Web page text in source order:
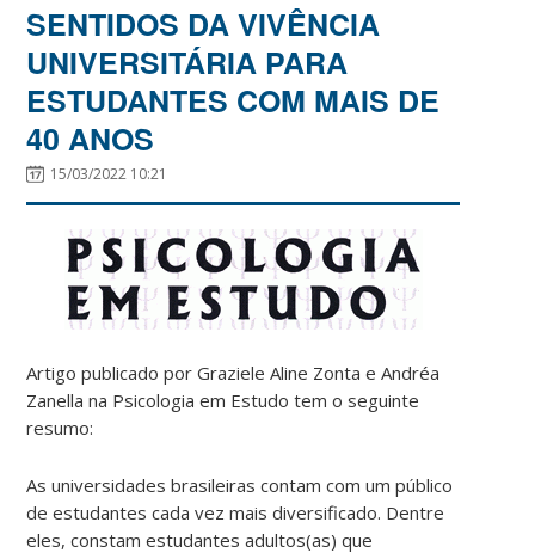
SENTIDOS DA VIVÊNCIA
UNIVERSITÁRIA PARA
ESTUDANTES COM MAIS DE
40 ANOS
15/03/2022 10:21
Artigo publicado por Graziele Aline Zonta e Andréa
Zanella na Psicologia em Estudo tem o seguinte
resumo:
As universidades brasileiras contam com um público
de estudantes cada vez mais diversificado. Dentre
eles, constam estudantes adultos(as) que